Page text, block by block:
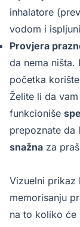
inhalatore
vodom i
Provjera
da nema
početka
Želite li da
funkcioniše
prepoznate da
snažna za
Vizuelni prikaz
memorisanju
na to koliko će